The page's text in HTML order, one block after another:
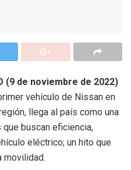
(9 de noviembre de 2022)
vehículo de Nissan en
llega al país como una
buscan eficiencia,
eléctrico; un hito que
movilidad.